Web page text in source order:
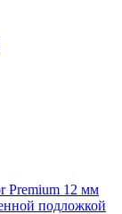
Premium 12 мм
подложкой